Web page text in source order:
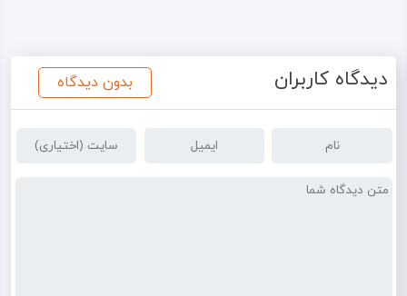
دیدگاه کاربران بدون دیدگاه